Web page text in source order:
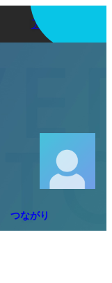
アプリを使う
つながり